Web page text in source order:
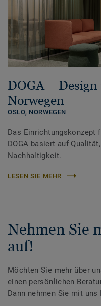
DOGA –
Norwegen
OSLO, NORWEGEN
Das Einrichtungskonzept
DOGA basiert auf
Nachhaltigkeit.
LESEN SIE MEHR
Nehmen Sie
auf!
Möchten Sie mehr über
einen persönlichen
Dann nehmen Sie mit uns